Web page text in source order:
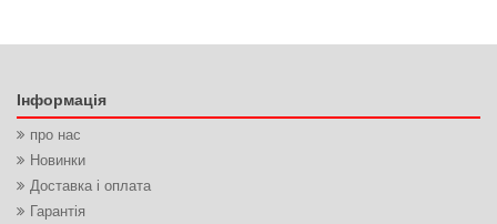
Інформація
про нас
Новинки
Доставка і оплата
Гарантія